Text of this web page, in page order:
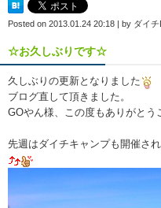
Posted on 2013.01.24 20:18 | by ダイ
☆お久しぶりです☆
久しぶりの更新となりました
ブログ直して頂きました。
GOやん様、この度もありがとう
先週はダイチキャンプも開催さ